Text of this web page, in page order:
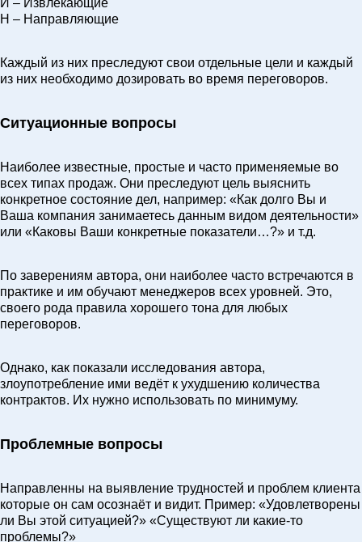
И – Извлекающие
Н – Направляющие
Каждый из них преследуют свои отдельные цели и каждый
из них необходимо дозировать во время переговоров.
Ситуационные вопросы
Наиболее известные, простые и часто применяемые во
всех типах продаж. Они преследуют цель выяснить
конкретное состояние дел, например: «Как долго Вы и
Ваша компания занимаетесь данным видом деятельности»
или «Каковы Ваши конкретные показатели…?» и т.д.
По заверениям автора, они наиболее часто встречаются в
практике и им обучают менеджеров всех уровней. Это,
своего рода правила хорошего тона для любых
переговоров.
Однако, как показали исследования автора,
злоупотребление ими ведёт к ухудшению количества
контрактов. Их нужно использовать по минимуму.
Проблемные вопросы
Направленны на выявление трудностей и проблем клиента
которые он сам осознаёт и видит. Пример: «Удовлетворены
ли Вы этой ситуацией?» «Существуют ли какие-то
проблемы?»